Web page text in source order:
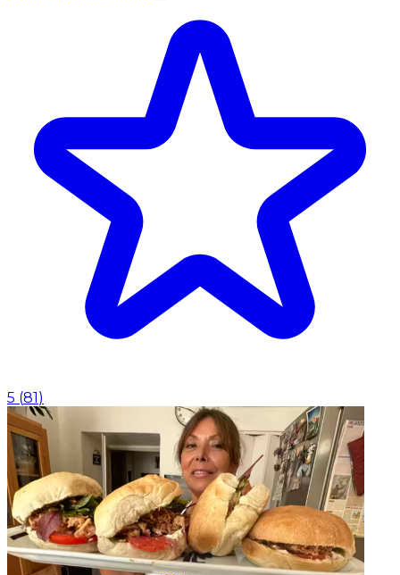
5 (81 )